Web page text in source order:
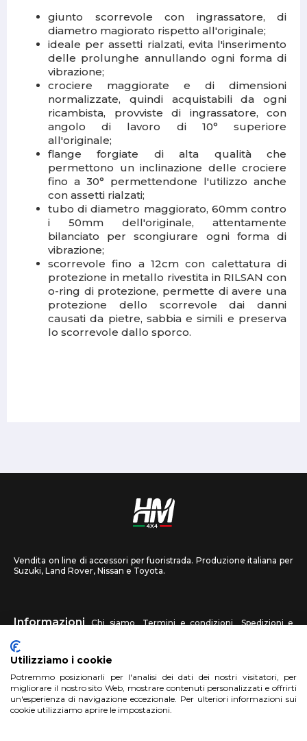
giunto scorrevole con ingrassatore, di
diametro magiorato rispetto all'originale;
ideale per assetti rialzati, evita l'inserimento
delle prolunghe annullando ogni forma di
vibrazione;
crociere maggiorate e di dimensioni
normalizzate, quindi acquistabili da ogni
ricambista, provviste di ingrassatore, con
angolo di lavoro di 10° superiore
all'originale;
flange forgiate di alta qualità che
permettono un inclinazione delle crociere
fino a 30° permettendone l'utilizzo anche
con assetti rialzati;
tubo di diametro maggiorato, 60mm contro
i 50mm dell'originale, attentamente
bilanciato per scongiurare ogni forma di
vibrazione;
scorrevole fino a 12cm con calettatura di
protezione in metallo rivestita in RILSAN con
o-ring di protezione, permette di avere una
protezione dello scorrevole dai danni
causati da pietre, sabbia e simili e preserva
lo scorrevole dallo sporco.
Vendita on line di accessori per fuoristrada. Produzione italiana per
Suzuki, Land Rover, Nissan e Toyota.
Informazioni Chi siamo Termini e condizioni
Spedizioni e
recessi
HM4X4 FAQ Centri assistenza Invia una foto
Account Registrati Accedi
Utilizziamo i cookie
Potremmo posizionarli per l'analisi dei dati dei nostri visitatori, per
migliorare il nostro sito Web, mostrare contenuti personalizzati e offrirti
un'esperienza di navigazione eccezionale. Per ulteriori informazioni sui
cookie utilizziamo aprire le impostazioni.